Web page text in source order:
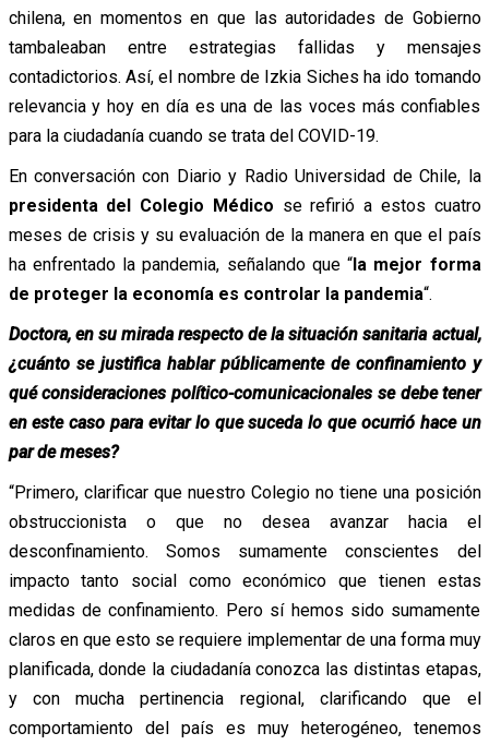
chilena, en momentos en que las autoridades de Gobierno
tambaleaban entre estrategias fallidas y mensajes
contadictorios. Así, el nombre de Izkia Siches ha ido tomando
relevancia y hoy en día es una de las voces más confiables
para la ciudadanía cuando se trata del COVID-19.
En conversación con Diario y Radio Universidad de Chile, la
presidenta del Colegio Médico se refirió a estos cuatro
meses de crisis y su evaluación de la manera en que el país
ha enfrentado la pandemia, señalando que “la mejor forma
de proteger la economía es controlar la pandemia“.
Doctora, en su mirada respecto de la situación sanitaria actual,
¿cuánto se justifica hablar públicamente de confinamiento y
qué consideraciones político-comunicacionales se debe tener
en este caso para evitar lo que suceda lo que ocurrió hace un
par de meses?
“Primero, clarificar que nuestro Colegio no tiene una posición
obstruccionista o que no desea avanzar hacia el
desconfinamiento. Somos sumamente conscientes del
impacto tanto social como económico que tienen estas
medidas de confinamiento. Pero sí hemos sido sumamente
claros en que esto se requiere implementar de una forma muy
planificada, donde la ciudadanía conozca las distintas etapas,
y con mucha pertinencia regional, clarificando que el
comportamiento del país es muy heterogéneo, tenemos